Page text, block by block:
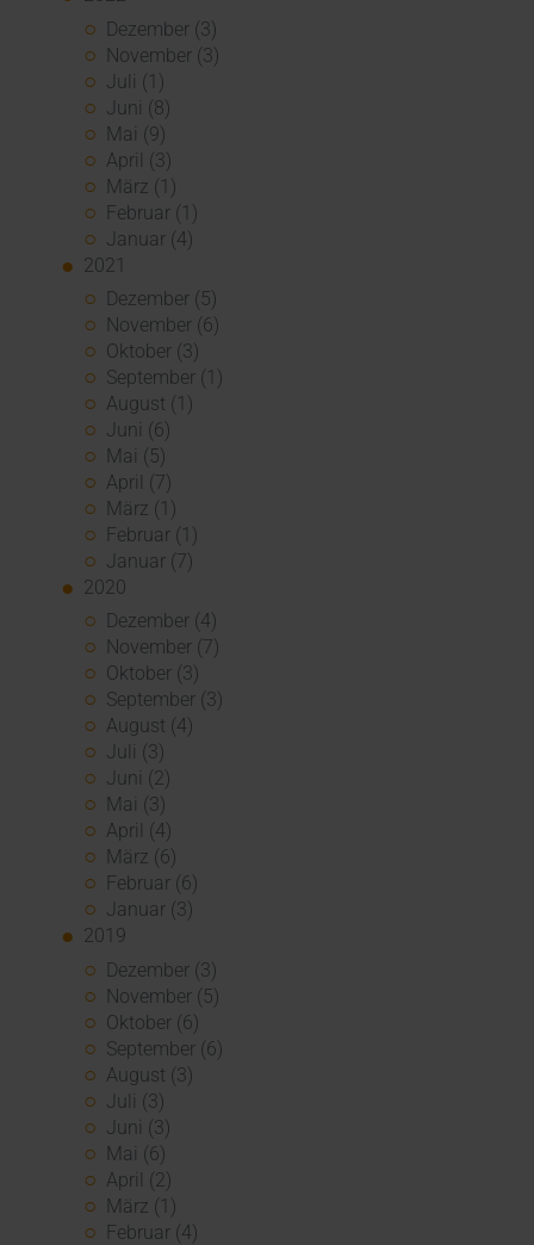
Dezember (3)
November (3)
Juli (1)
Juni (8)
Mai (9)
April (3)
März (1)
Februar (1)
Januar (4)
2021
Dezember (5)
November (6)
Oktober (3)
September (1)
August (1)
Juni (6)
Mai (5)
April (7)
März (1)
Februar (1)
Januar (7)
2020
Dezember (4)
November (7)
Oktober (3)
September (3)
August (4)
Juli (3)
Juni (2)
Mai (3)
April (4)
März (6)
Februar (6)
Januar (3)
2019
Dezember (3)
November (5)
Oktober (6)
September (6)
August (3)
Juli (3)
Juni (3)
Mai (6)
April (2)
März (1)
Februar (4)